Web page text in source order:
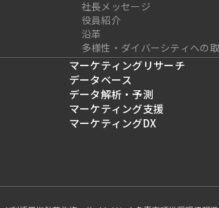
社長メッセージ
役員紹介
沿革
多様性・ダイバーシティへの
マーケティングリサーチ
データベース
データ解析・予測
マーケティング支援
マーケティングDX